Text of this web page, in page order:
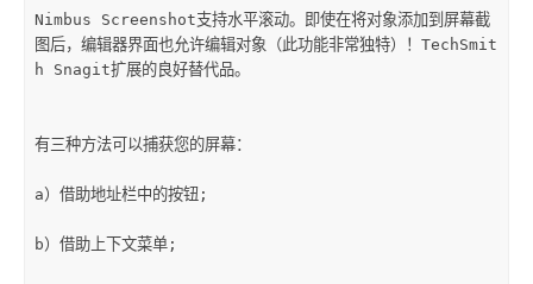
Nimbus Screenshot支持水平滚动。即使在将对象添加到屏幕截
图后，编辑器界面也允许编辑对象（此功能非常独特）！TechSmit
h Snagit扩展的良好替代品。
有三种方法可以捕获您的屏幕：
a）借助地址栏中的按钮;
b）借助上下文菜单;